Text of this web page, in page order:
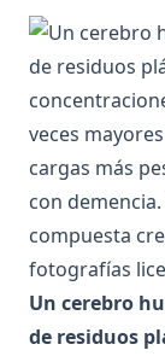
Un cerebro
de residuos